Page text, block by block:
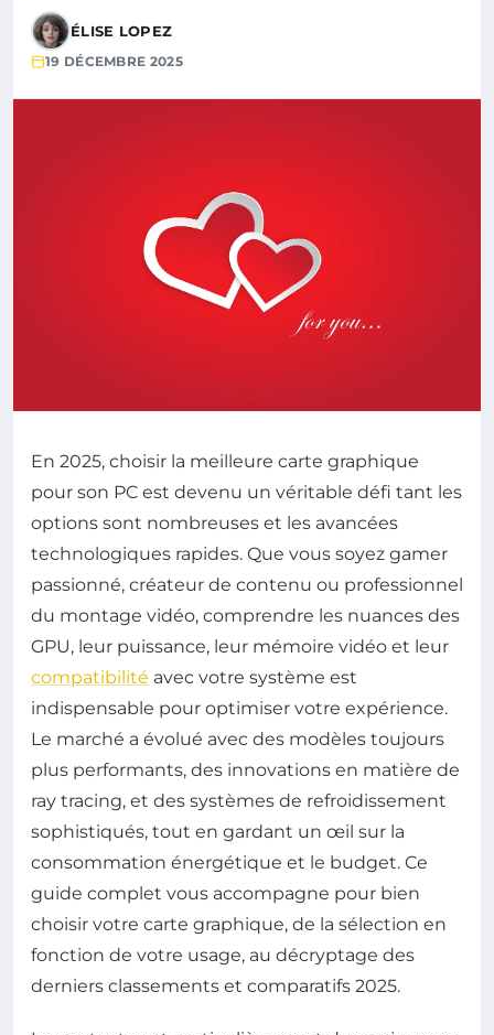
ÉLISE LOPEZ
19 DÉCEMBRE 2025
En 2025, choisir la meilleure carte graphique
pour son PC est devenu un véritable défi tant les
options sont nombreuses et les avancées
technologiques rapides. Que vous soyez gamer
passionné, créateur de contenu ou professionnel
du montage vidéo, comprendre les nuances des
GPU, leur puissance, leur mémoire vidéo et leur
compatibilité avec votre système est
indispensable pour optimiser votre expérience.
Le marché a évolué avec des modèles toujours
plus performants, des innovations en matière de
ray tracing, et des systèmes de refroidissement
sophistiqués, tout en gardant un œil sur la
consommation énergétique et le budget. Ce
guide complet vous accompagne pour bien
choisir votre carte graphique, de la sélection en
fonction de votre usage, au décryptage des
derniers classements et comparatifs 2025.